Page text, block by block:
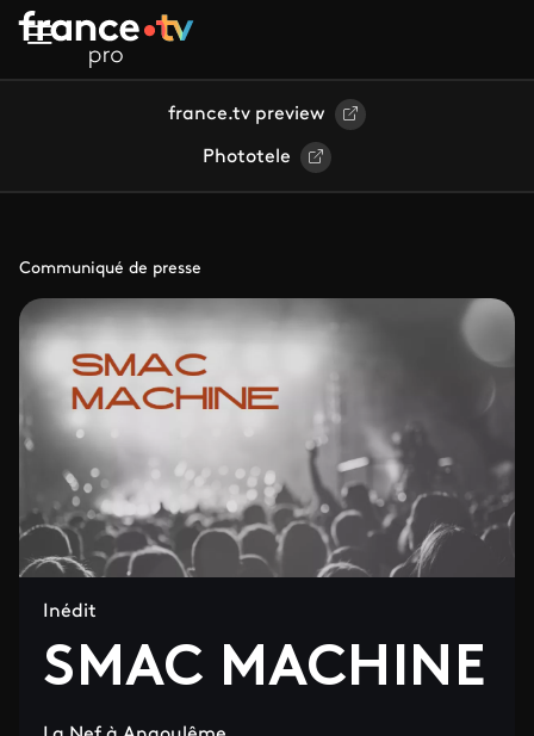
Aller au contenu principal
france.tv preview
Phototele
Communiqué de presse
Inédit
SMAC MACHINE